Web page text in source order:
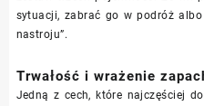
sytuacji, zabrać go w podróż
nastroju”.
Trwałość i wrażenie
Jedną z cech, które najczęściej